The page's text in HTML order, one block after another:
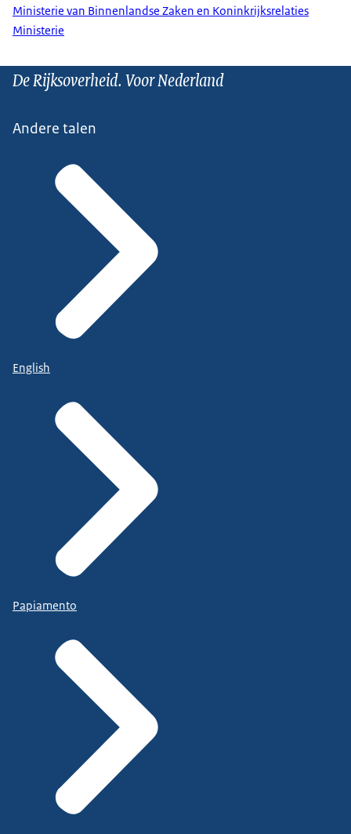
Ministerie van Binnenlandse Zaken en Koninkrijksrelaties
Ministerie
De Rijksoverheid. Voor Nederland
Andere talen
English
Papiamento